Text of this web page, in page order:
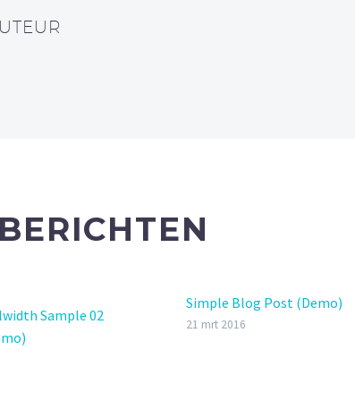
Sample 02
Simple Blog Post (Demo)
21 mrt 2016